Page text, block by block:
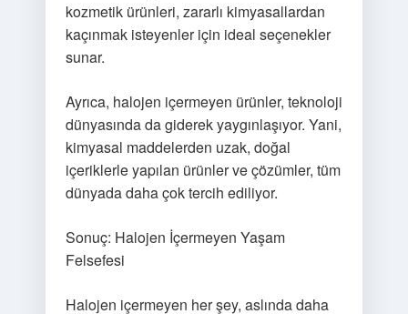
kozmetik ürünleri, zararlı kimyasallardan
kaçınmak isteyenler için ideal seçenekler
sunar.
Ayrıca, halojen içermeyen ürünler, teknoloji
dünyasında da giderek yaygınlaşıyor. Yani,
kimyasal maddelerden uzak, doğal
içeriklerle yapılan ürünler ve çözümler, tüm
dünyada daha çok tercih ediliyor.
Sonuç: Halojen İçermeyen Yaşam
Felsefesi
Halojen içermeyen her şey, aslında daha